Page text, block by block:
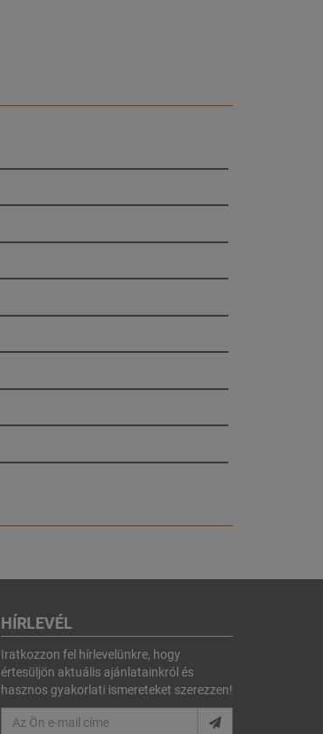
HÍRLEVÉL
Iratkozzon fel hírlevelünkre, hogy
értesüljön aktuális ajánlatainkról és
hasznos gyakorlati ismereteket szerezzen!